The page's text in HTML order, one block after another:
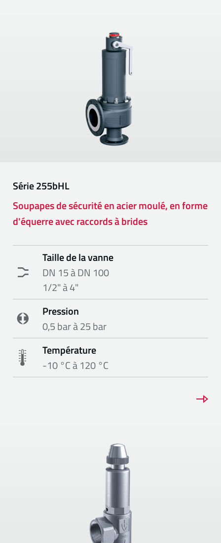
Série255bHL
Soupapes de sécurité en acier moulé, en forme
d'équerre avec raccords à brides
Taille de la vanne
DN 15 à DN 100
1/2" à 4"
Pression
0,5 bar à 25 bar
Température
-10 °C à 120 °C